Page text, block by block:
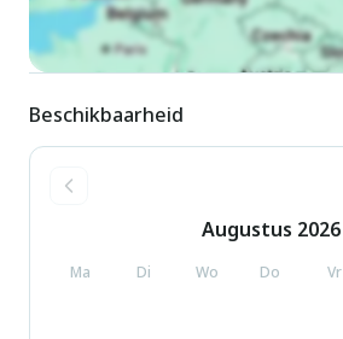
noodzakelijk. Autobaan in de buurt.
Beschikbaarheid
Augustus 2026
Ma Di Wo Do Vr